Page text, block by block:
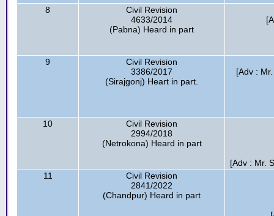
8
Civil Revision
4633/2014
(Pabna) Heard in part
9
Civil Revision
3386/2017
(Sirajgonj) Heart in part.
[Adv :
10
Civil Revision
2994/2018
(Netrokona) Heard in part
[Adv : Mr.
11
Civil Revision
2841/2022
(Chandpur) Heard in part